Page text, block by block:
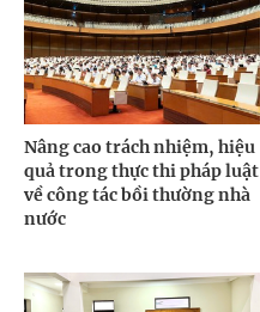
Nâng cao trách nhiệm, hiệu
quả trong thực thi pháp luật
về công tác bồi thường nhà
nước